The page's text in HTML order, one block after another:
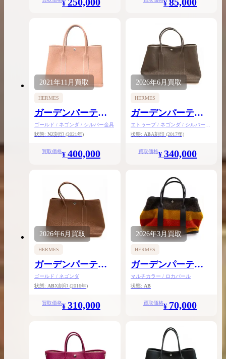
¥ ¥
2021年11月 買取
HERMES
ガーデンパーティ
PM
ゴールド / ネゴンダ / シルバー金具
状態: NZ刻印 (2021年)
買取価格¥ 400,000
2026年6月買取
HERMES
ガーデンパーティ
PM
エトゥープ / ネゴンダ / シルバー金
具
状態: ABA刻印 (2017年)
買取価格¥ 340,000
2026年6月 買取
HERMES
ガーデンパーティ
PM
ゴールド / ネゴンダ
状態: ABX刻印 (2016年)
買取価格¥ 310,000
2026年3月買取
HERMES
ガーデンパーティ
PM
マルチカラー / ロカパール
状態: AB
買取価格¥ 70,000